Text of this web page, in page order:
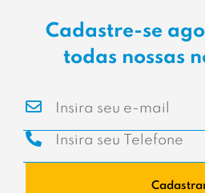
Cadastre-se
todas nossas